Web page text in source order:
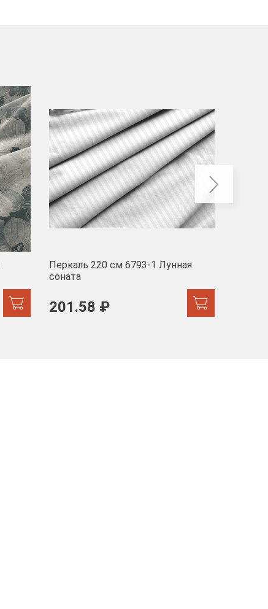
Перкаль 220 см 6793-1 Лунная
соната
201.58 ₽